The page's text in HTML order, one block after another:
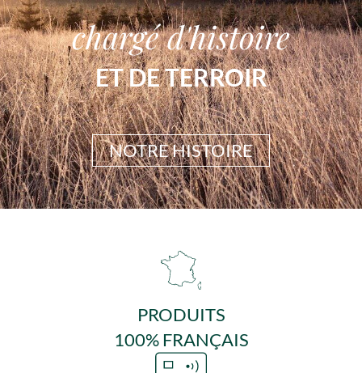
chargé d'histoire
ET DE TERROIR
NOTRE HISTOIRE
PRODUITS
100% FRANÇAIS